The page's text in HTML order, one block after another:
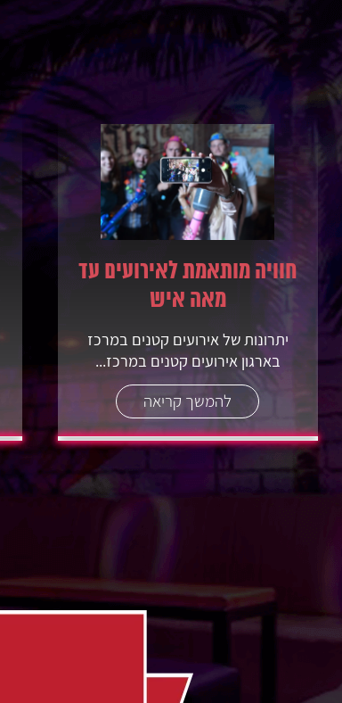
חוויה מותאמת לאירועים עד
מאה איש
יתרונות של אירועים קטנים במרכז
בארגון אירועים קטנים במרכז...
להמשך קריאה